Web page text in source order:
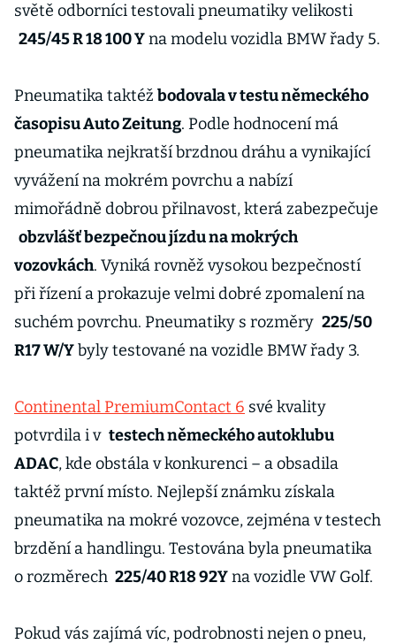
světě odborníci testovali pneumatiky velikosti
245/45 R 18 100 Yna modelu vozidla BMW řady 5.
Pneumatika taktéž bodovala v testu německého
časopisu Auto Zeitung. Podle hodnocení má
pneumatika nejkratší brzdnou dráhu a vynikající
vyvážení na mokrém povrchu a nabízí
mimořádně dobrou přilnavost, která zabezpečuje
obzvlášť bezpečnou jízdu na mokrých
vozovkách. Vyniká rovněž vysokou bezpečností
při řízení a prokazuje velmi dobré zpomalení na
suchém povrchu. Pneumatiky s rozměry 225/50
R17 W/Ybyly testované na vozidle BMW řady 3.
Continental PremiumContact 6 své kvality
potvrdila i v testech německého autoklubu
ADAC, kde obstála v konkurenci – a obsadila
taktéž první místo. Nejlepší známku získala
pneumatika na mokré vozovce, zejména v testech
brzdění a handlingu. Testována byla pneumatika
o rozměrech 225/40 R18 92Yna vozidle VW Golf.
Pokud vás zajímá víc, podrobnosti nejen o pneu,